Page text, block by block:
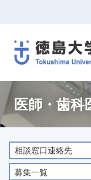
医師・歯科
相談窓口連絡先
募集一覧